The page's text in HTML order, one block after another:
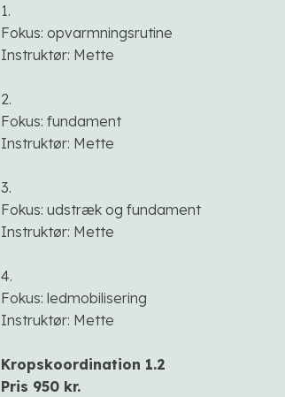
1.
Fokus: opvarmningsrutine
Instruktør: Mette
2.
Fokus: fundament
Instruktør: Mette
3.
Fokus: udstræk og fundament
Instruktør: Mette
4.
Fokus: ledmobilisering
Instruktør: Mette
Kropskoordination 1.2
Pris 950 kr.